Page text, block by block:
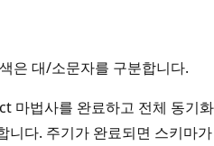
은 대/소문자를 구분합니다.
마법사를 완료하고 전체 동기화
니다. 주기가 완료되면 스키마가